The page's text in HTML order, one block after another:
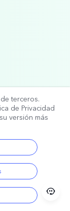
terceros.
de Privacidad
versión más